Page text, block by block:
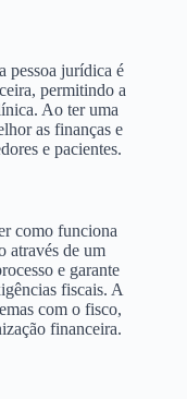
pessoa jurídica é
permitindo a
Ao ter uma
as finanças e
e pacientes.
como funciona
através de um
e garante
fiscais. A
com o fisco,
financeira.